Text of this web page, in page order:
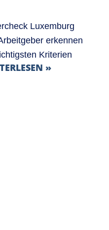
Luxemburg
erkennen
Kriterien
»